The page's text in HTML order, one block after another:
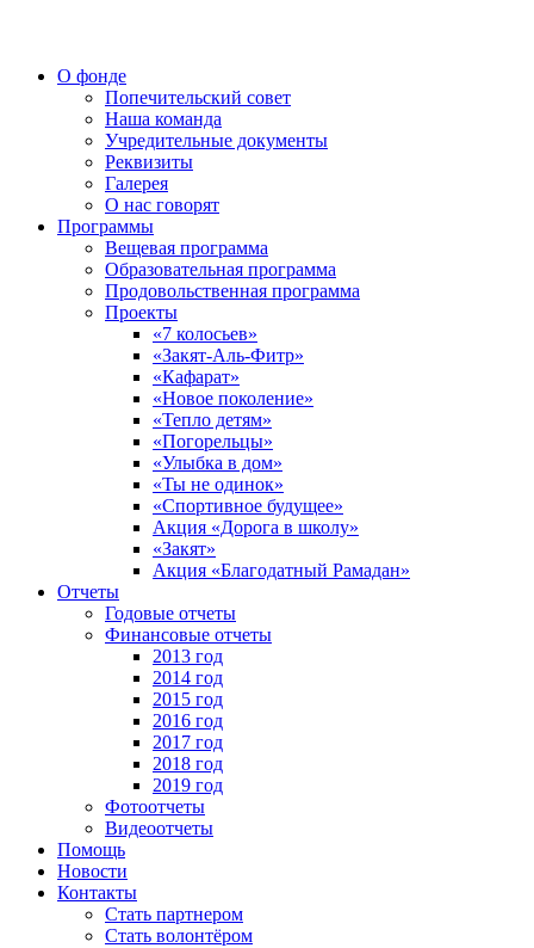
О фонде
Попечительский совет
Наша команда
Учредительные документы
Реквизиты
Галерея
О нас говорят
Программы
Вещевая программа
Образовательная программа
Продовольственная программа
Проекты
«7 колосьев»
«Закят-Аль-Фитр»
«Кафарат»
«Новое поколение»
«Тепло детям»
«Погорельцы»
«Улыбка в дом»
«Ты не одинок»
«Спортивное будущее»
Акция «Дорога в школу»
«Закят»
Акция «Благодатный Рамадан»
Отчеты
Годовые отчеты
Финансовые отчеты
2013 год
2014 год
2015 год
2016 год
2017 год
2018 год
2019 год
Фотоотчеты
Видеоотчеты
Помощь
Новости
Контакты
Стать партнером
Стать волонтёром